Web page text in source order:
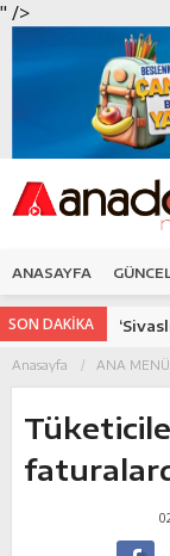
" />
ANASAYFA
SON DAKİKA
Anasayfa ANA MENÜ